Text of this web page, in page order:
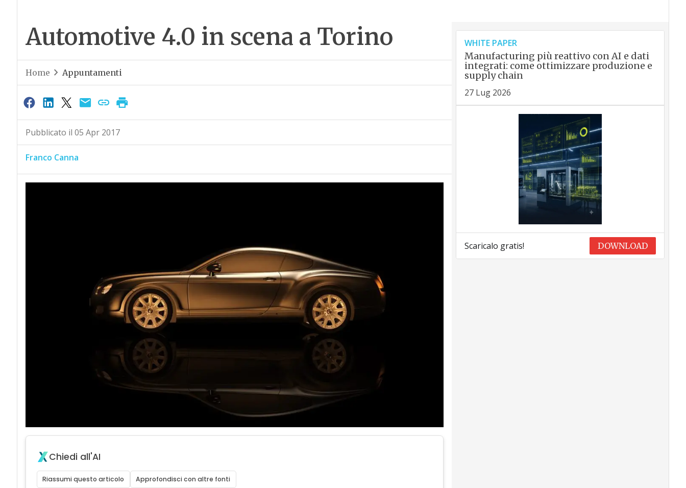
Automotive 4.0 in scena a Torino
Home Appuntamenti
Pubblicato il 05 Apr 2017
Franco Canna
Chiedi all'AI
Riassumi questo articolo Approfondisci con altre fonti
WHITE PAPER
Manufacturing più reattivo con AI e dati
integrati: come ottimizzare produzione e
supply chain
27 Lug 2026
Scaricalo gratis! DOWNLOAD